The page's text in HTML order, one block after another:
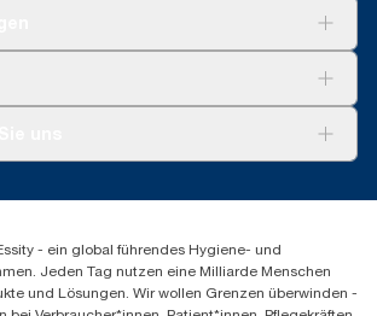
AG
- ein global führendes Hygiene- und
Jeden Tag nutzen eine Milliarde Menschen
und Lösungen. Wir wollen Grenzen überwinden -